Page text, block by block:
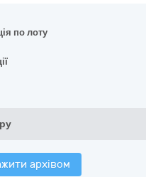
по лоту
архівом